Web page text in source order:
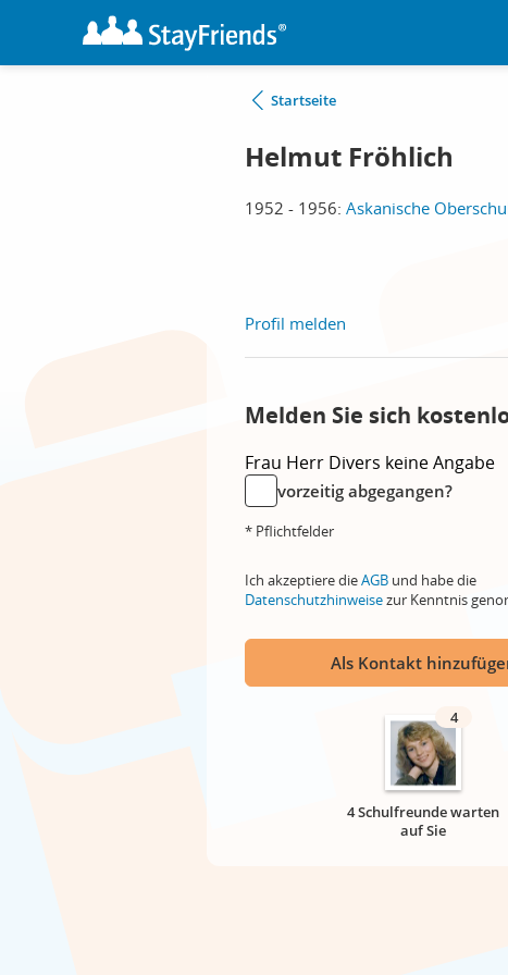
Startseite
Helmut Fröhlich
1952 - 1956: Askanische
Profil melden
Melden Sie sich
Frau Herr Divers keine Angabe
vorzeitig abgegangen?
* Pflichtfelder
Ich akzeptiere dieAGB und habe die
Datenschutzhinweisezur Kenntnis
Als Kontakt
4
4 Schulfreunde warten
auf Sie